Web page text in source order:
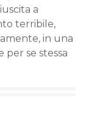
a
terribile,
in una
per se stessa